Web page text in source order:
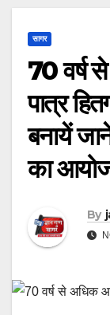
सागर
70 वर्ष
पात्र
बनायें
का
By